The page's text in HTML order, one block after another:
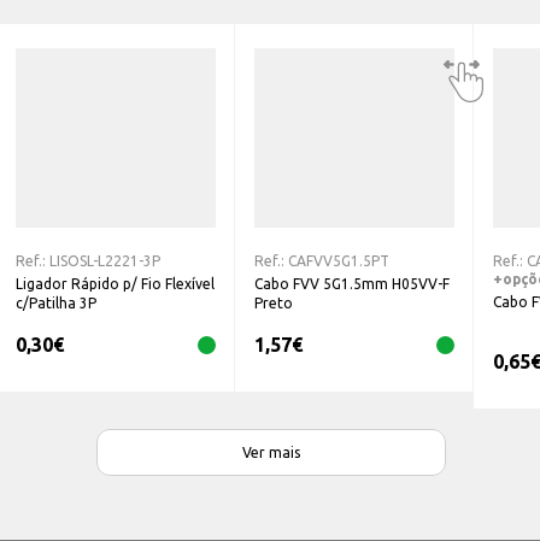
Ref.:
LISOSL-L2221-3P
Ligador Rápido p/ Fio Flexível
c/Patilha 3P
0,30€
Ref.: CAFVV5G1.5PT
Cabo FVV 5G1.5mm H05VV-F
Preto
1,57€
Ref.:
Cabo
0,65€
Ver mais